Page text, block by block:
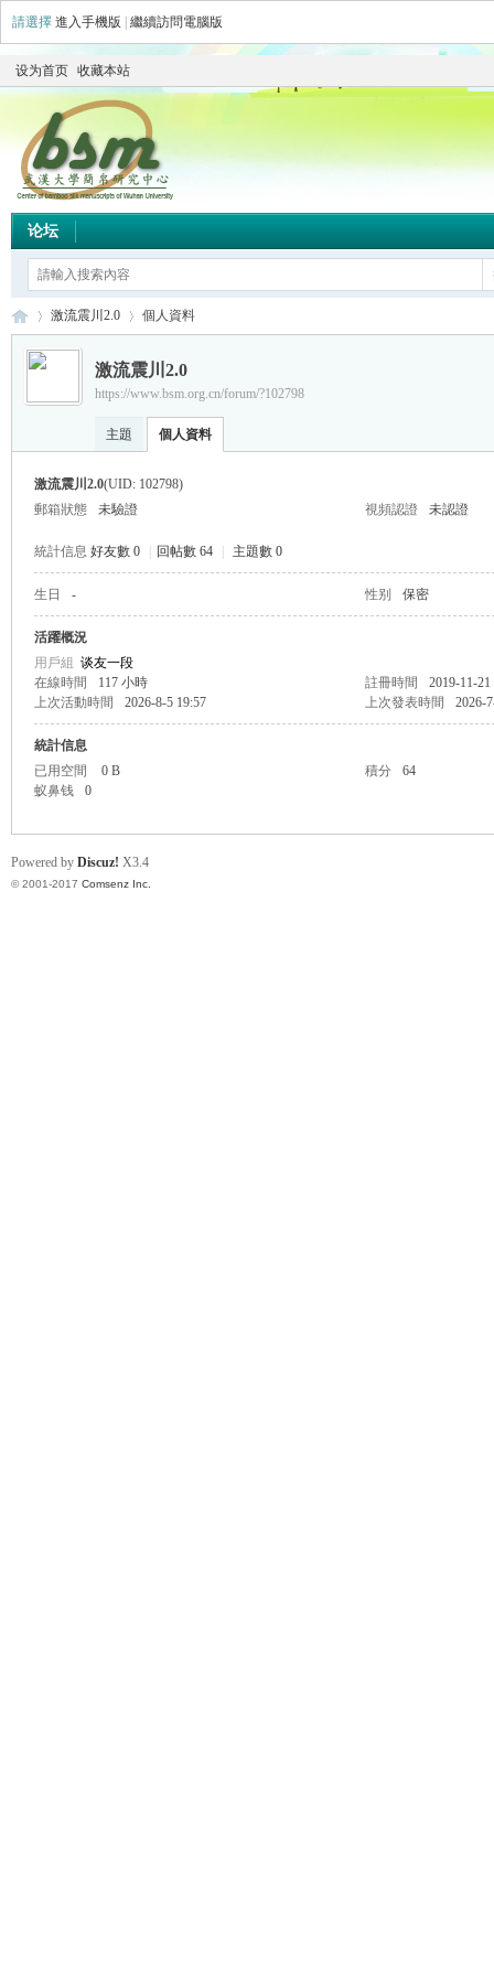
請選擇 進入手機版 繼續訪問電腦版
设为首页 收藏本站
论坛
›
激流震川2.0 個人資料
激流震川2.0
https://www.bsm.org.cn/forum/?102798
主題 個人資料
激流震川2.0(UID: 102798)
郵箱狀態
未驗證 視頻認證 未認證
統計信息 好友數 0 回帖數 64 主題數 0
生日 - 性别 保密
活躍概況
用戶組 谈友一段
在線時間
117 小時 註冊時間
2019-11-21
上次活動時間
2026-8-5 19:57 上次發表時間 2026-
統計信息
已用空間
0 B 積分
64
蚁鼻钱
0
Powered by Discuz! X3.4
© 2001-2017 Comsenz Inc.